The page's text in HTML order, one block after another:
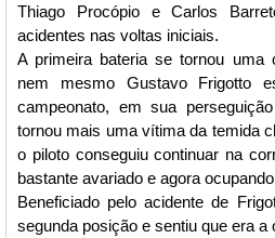
Thiago Procópio e Carlos
acidentes nas voltas iniciais.
A primeira bateria se tornou uma
nem mesmo Gustavo Frigotto
campeonato, em sua
tornou mais uma vítima da temida
o piloto conseguiu continuar na
bastante avariado e agora
Beneficiado pelo acidente de
segunda posição e sentiu que era